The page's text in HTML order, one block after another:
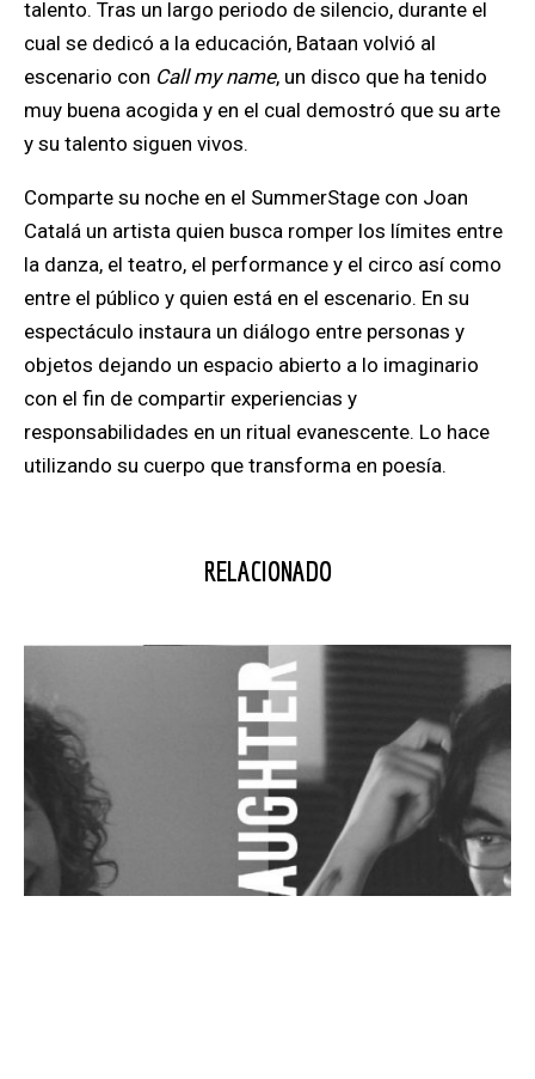
talento. Tras un largo periodo de silencio, durante el
cual se dedicó a la educación, Bataan volvió al
escenario con Call my name, un disco que ha tenido
muy buena acogida y en el cual demostró que su arte
y su talento siguen vivos.
Comparte su noche en el SummerStage con Joan
Catalá un artista quien busca romper los límites entre
la danza, el teatro, el performance y el circo así como
entre el público y quien está en el escenario. En su
espectáculo instaura un diálogo entre personas y
objetos dejando un espacio abierto a lo imaginario
con el fin de compartir experiencias y
responsabilidades en un ritual evanescente. Lo hace
utilizando su cuerpo que transforma en poesía.
RELACIONADO